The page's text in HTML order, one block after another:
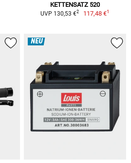
KETTENSATZ 520
UVP 130,53 €2 117,48 €1
NEU